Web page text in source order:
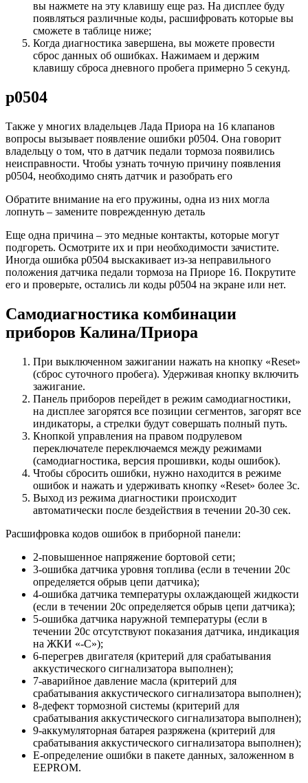
вы нажмете на эту клавишу еще раз. На дисплее буду
появляться различные коды, расшифровать которые вы
сможете в таблице ниже;
Когда диагностика завершена, вы можете провести
сброс данных об ошибках. Нажимаем и держим
клавишу сброса дневного пробега примерно 5 секунд.
р0504
Также у многих владельцев Лада Приора на 16 клапанов
вопросы вызывает появление ошибки р0504. Она говорит
владельцу о том, что в датчик педали тормоза появились
неисправности. Чтобы узнать точную причину появления
р0504, необходимо снять датчик и разобрать его
Обратите внимание на его пружины, одна из них могла
лопнуть – замените поврежденную деталь
Еще одна причина – это медные контакты, которые могут
подгореть. Осмотрите их и при необходимости зачистите.
Иногда ошибка р0504 выскакивает из-за неправильного
положения датчика педали тормоза на Приоре 16. Покрутите
его и проверьте, остались ли коды р0504 на экране или нет.
Самодиагностика комбинации
приборов Калина/Приора
При выключенном зажигании нажать на кнопку «Reset»
(сброс суточного пробега). Удерживая кнопку включить
зажигание.
Панель приборов перейдет в режим самодиагностики,
на дисплее загорятся все позиции сегментов, загорят все
индикаторы, а стрелки будут совершать полный путь.
Кнопкой управления на правом подрулевом
переключателе переключаемся между режимами
(самодиагностика, версия прошивки, коды ошибок).
Чтобы сбросить ошибки, нужно находится в режиме
ошибок и нажать и удерживать кнопку «Reset» более 3с.
Выход из режима диагностики происходит
автоматически после бездействия в течении 20-30 сек.
Расшифровка кодов ошибок в приборной панели:
2-повышенное напряжение бортовой сети;
3-ошибка датчика уровня топлива (если в течении 20с
определяется обрыв цепи датчика);
4-ошибка датчика температуры охлаждающей жидкости
(если в течении 20с определяется обрыв цепи датчика);
5-ошибка датчика наружной температуры (если в
течении 20с отсутствуют показания датчика, индикация
на ЖКИ «-С»);
6-перегрев двигателя (критерий для срабатывания
аккустического сигнализатора выполнен);
7-аварийное давление масла (критерий для
срабатывания аккустического сигнализатора выполнен);
8-дефект тормозной системы (критерий для
срабатывания аккустического сигнализатора выполнен);
9-аккумуляторная батарея разряжена (критерий для
срабатывания аккустического сигнализатора выполнен);
Е-определение ошибки в пакете данных, заложенном в
EEPROM.